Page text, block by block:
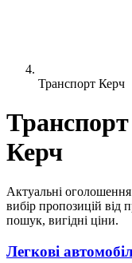
Транспорт Керч
Керч
Актуальні
вибір пропозицій від
пошук, вигідні ціни.
Легкові